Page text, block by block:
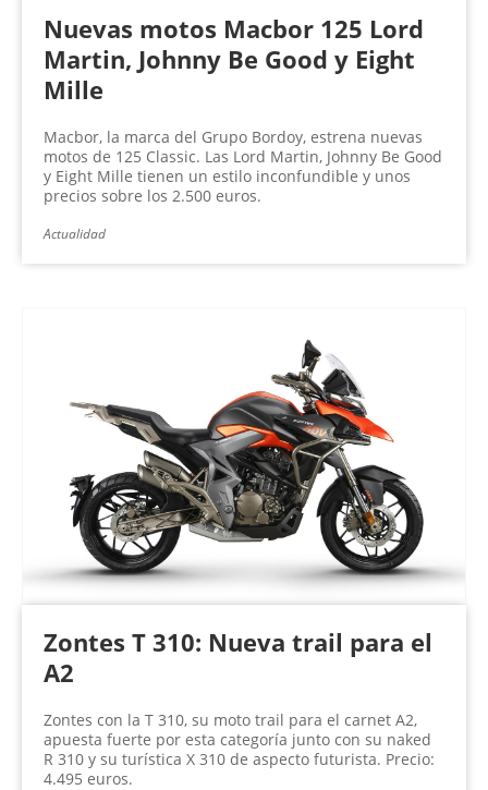
Nuevas motos Macbor 125 Lord
Martin, Johnny Be Good y Eight
Mille
Macbor, la marca del Grupo Bordoy, estrena nuevas
motos de 125 Classic. Las Lord Martin, Johnny Be Good
y Eight Mille tienen un estilo inconfundible y unos
precios sobre los 2.500 euros.
Actualidad
Zontes T 310: Nueva trail para el
A2
Zontes con la T 310, su moto trail para el carnet A2,
apuesta fuerte por esta categoría junto con su naked
R 310 y su turística X 310 de aspecto futurista. Precio:
4.495 euros.